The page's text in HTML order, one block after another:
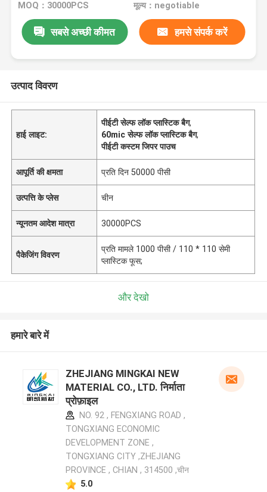
MOQ：30000PCS मूल्य：negotiable
सबसे अच्छी कीमत हमसे संपर्क करें
उत्पाद विवरण
हाई लाइट:
पीईटी सेल्फ लॉक प्लास्टिक बैग,
60mic सेल्फ लॉक प्लास्टिक बैग,
पीईटी कस्टम जिपर पाउच
आपूर्ति की क्षमता प्रति दिन 50000 पीसी
उत्पत्ति के प्लेस चीन
न्यूनतम आदेश मात्रा 30000PCS
पैकेजिंग विवरण
प्रति मामले 1000 पीसी / 110 * 110 सेमी
प्लास्टिक फूस;
और देखो
हमारे बारे में
ZHEJIANG MINGKAI NEW
MATERIAL CO., LTD. निर्माता
प्रोफ़ाइल
NO. 92 , FENGXIANG ROAD ,
TONGXIANG ECONOMIC
DEVELOPMENT ZONE ,
TONGXIANG CITY ,ZHEJIANG
PROVINCE , CHIAN , 314500 ,चीन
5.0